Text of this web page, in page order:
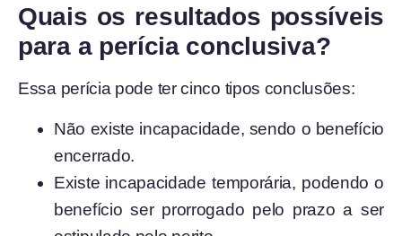
Quais os resultados possíveis
para a perícia conclusiva?
Essa perícia pode ter cinco tipos conclusões:
Não existe incapacidade, sendo o benefício
encerrado.
Existe incapacidade temporária, podendo o
benefício ser prorrogado pelo prazo a ser